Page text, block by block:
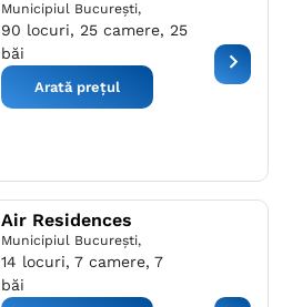
Municipiul București,
90 locuri, 25 camere, 25
băi
Arată prețul
Air Residences
Municipiul București,
14 locuri, 7 camere, 7
băi